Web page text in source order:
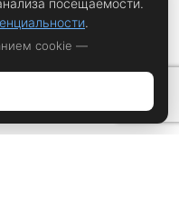
посещаемости.
.
cookie —